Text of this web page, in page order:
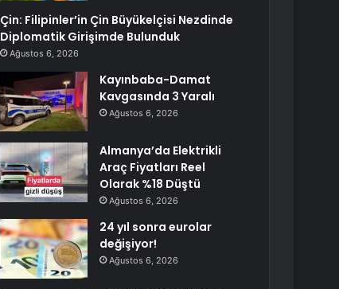
Çin: Filipinler’in Çin Büyükelçisi Nezdinde
Diplomatik Girişimde Bulunduk
Ağustos 6, 2026
Kayınbaba-Damat
Kavgasında 3 Yaralı
Ağustos 6, 2026
Almanya’da Elektrikli
Araç Fiyatları Reel
Olarak %18 Düştü
Ağustos 6, 2026
24 yıl sonra eurolar
değişiyor!
Ağustos 6, 2026